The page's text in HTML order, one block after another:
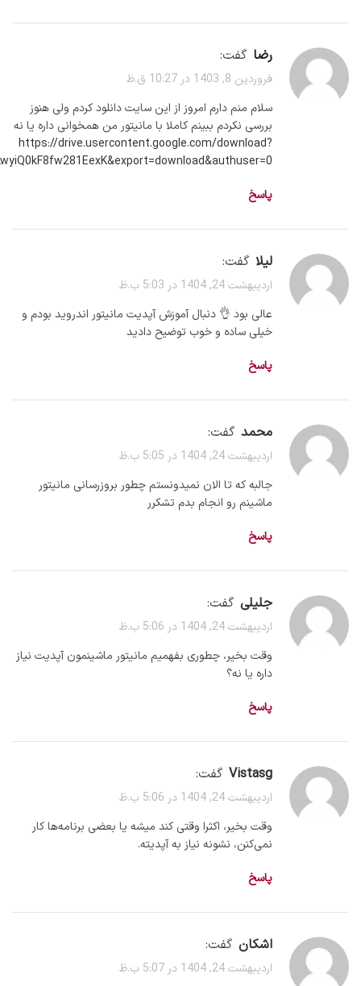
رضا گفت:
فروردین 8, 1403 در 10:27 ق.ظ
سلام منم دارم امروز از این سایت دانلود کردم ولی هنوز
بررسی نکردم ببینم کاملا با مانیتور من همخوانی داره یا نه
https://drive.usercontent.google.com/download?
پاسخ
لیلا گفت:
اردیبهشت 24, 1404 در 5:03 ب.ظ
عالی بود 👌 دنبال آموزش آپدیت مانیتور اندروید بودم و
خیلی ساده و خوب توضیح دادید
پاسخ
محمد گفت:
اردیبهشت 24, 1404 در 5:05 ب.ظ
جالبه که تا الان نمیدونستم چطور بروزرسانی مانیتور
ماشینم رو انجام بدم تشکرر
پاسخ
جلیلی گفت:
اردیبهشت 24, 1404 در 5:06 ب.ظ
وقت بخیر، چطوری بفهمیم مانیتور ماشینمون آپدیت نیاز
داره یا نه؟
پاسخ
vistasg گفت:
اردیبهشت 24, 1404 در 5:06 ب.ظ
وقت بخیر، اکثرا وقتی کند میشه یا بعضی برنامه‌ها کار
نمی‌کنن، نشونه نیاز به آپدیته.
پاسخ
اشکان گفت:
اردیبهشت 24, 1404 در 5:07 ب.ظ